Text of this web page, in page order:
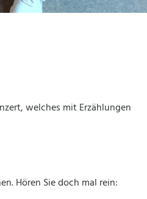
welches mit Erzählungen
Hören Sie doch mal rein: